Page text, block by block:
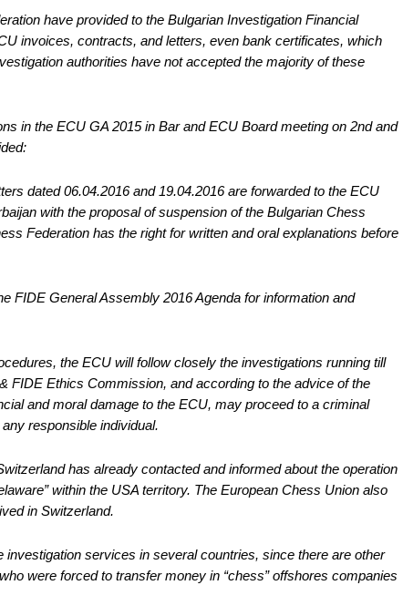
have provided to the Bulgarian Investigation Financial
invoices, contracts, and letters, even bank certificates, which
authorities have not accepted the majority of these
in the ECU GA 2015 in Bar and ECU Board meeting on 2nd and
dated 06.04.2016 and 19.04.2016 are forwarded to the ECU
with the proposal of suspension of the Bulgarian Chess
Federation has the right for written and oral explanations before
FIDE General Assembly 2016 Agenda for information and
the ECU will follow closely the investigations running till
FIDE Ethics Commission, and according to the advice of the
and moral damage to the ECU, may proceed to a criminal
responsible individual.
has already contacted and informed about the operation
within the USA territory. The European Chess Union also
in Switzerland.
services in several countries, since there are other
were forced to transfer money in “chess” offshores companies